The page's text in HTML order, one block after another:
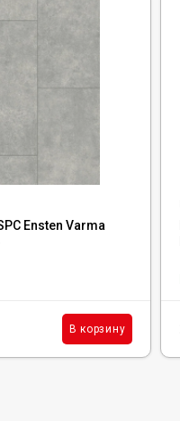
Ensten Varma
В корзину